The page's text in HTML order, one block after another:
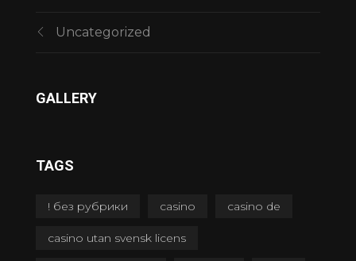
Uncategorized
GALLERY
TAGS
! без рубрики casino casino de
casino utan svensk licens